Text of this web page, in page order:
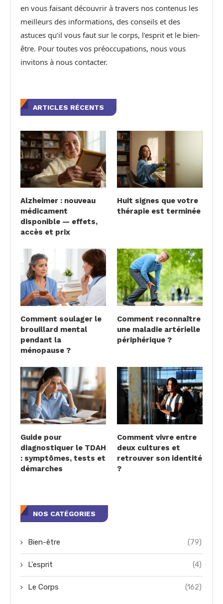
en vous faisant découvrir à travers nos contenus les
meilleurs des informations, des conseils et des
astuces qu’il vous faut sur le corps, l’esprit et le bien-
être. Pour toutes vos préoccupations, nous vous
invitons à nous contacter.
ARTICLES RÉCENTS
Alzheimer : nouveau
médicament
disponible — effets,
accès et prix
Huit signes que votre
thérapie est terminée
Comment soulager le
brouillard mental
pendant la
ménopause ?
Comment reconnaître
une maladie artérielle
périphérique ?
Guide pour
diagnostiquer le TDAH
: symptômes, tests et
démarches
Comment vivre entre
deux cultures et
retrouver son identité
?
NOS CATÉGORIES
Bien-être (79)
L'esprit (4)
Le Corps (162)